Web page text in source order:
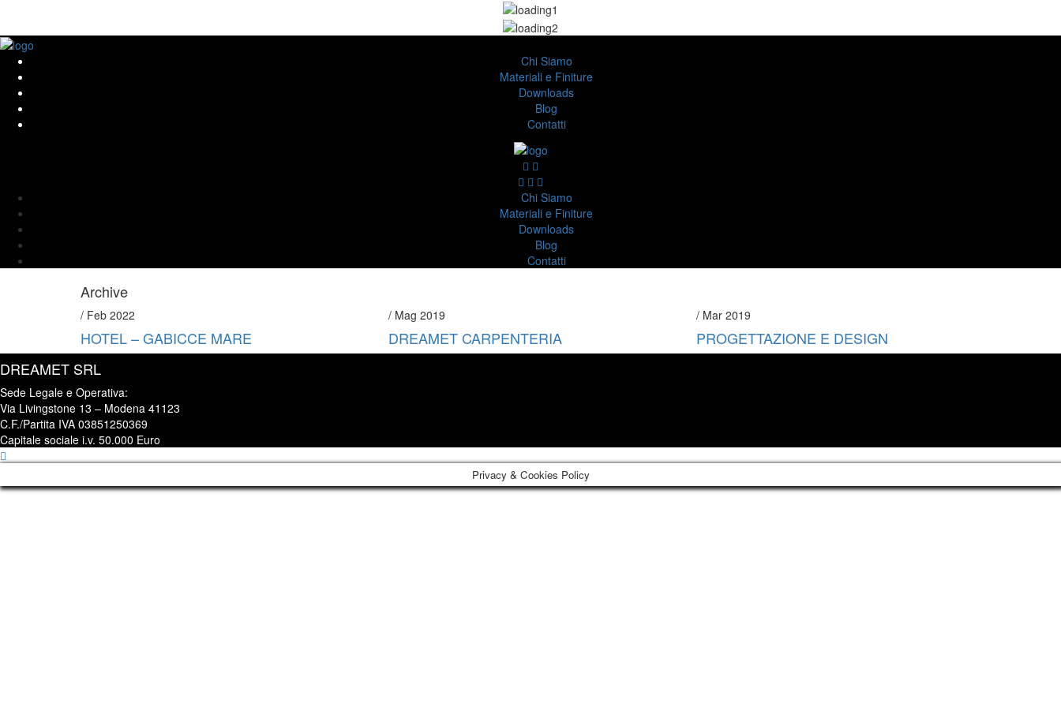
Chi Siamo
Materiali e Finiture
Downloads
Blog
Contatti
Chi Siamo
Materiali e Finiture
Downloads
Blog
Contatti
Archive
/ Feb 2022
HOTEL – GABICCE MARE
/ Mag 2019
DREAMET CARPENTERIA
/ Mar 2019
PROGETTAZIONE E DESIGN
DREAMET SRL
Sede Legale e Operativa:
Via Livingstone 13 – Modena 41123
C.F./Partita IVA 03851250369
Capitale sociale i.v. 50.000 Euro
Privacy & Cookies Policy